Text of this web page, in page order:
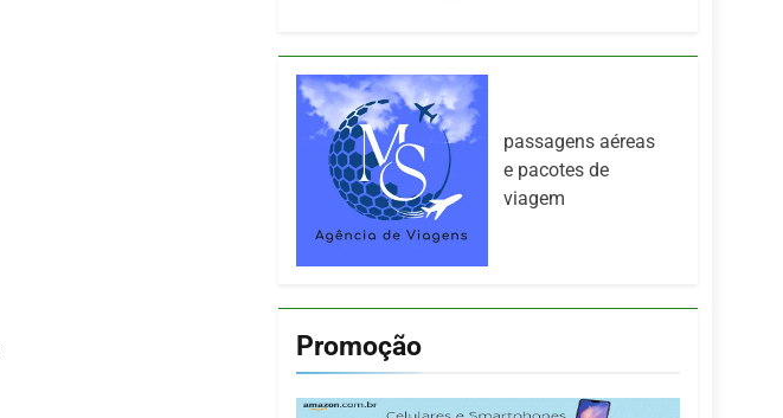
passagens aéreas
e pacotes de
viagem
Promoção